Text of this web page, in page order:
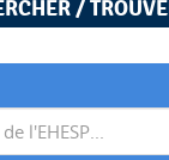
/